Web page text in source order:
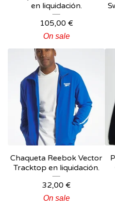
en liquidación.
105,00 €
On sale
Chaqueta Reebok Vector
Tracktop en liquidación.
32,00 €
On sale